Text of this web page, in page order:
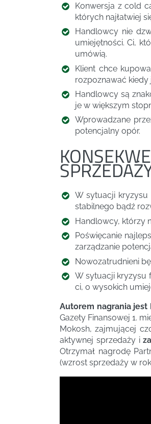
Konwersja z cold
których najłatwiej
Handlowcy nie
umiejętności. Ci,
umówią.
Klient chce
rozpoznawać kiedy
Handlowcy są
je w większym
Wprowadzane
potencjalny opór.
W sytuacji kryzysu
stabilnego bądź
Handlowcy, którzy
Poświęcanie
zarządzanie
Nowozatrudnieni
W sytuacji kryzysu
ci, o wysokich
Autorem nagrania jest
Gazety Finansowej 1.
Mokosh, zajmującej
aktywnej sprzedaży i
Otrzymał nagrodę
(wzrost sprzedaży w